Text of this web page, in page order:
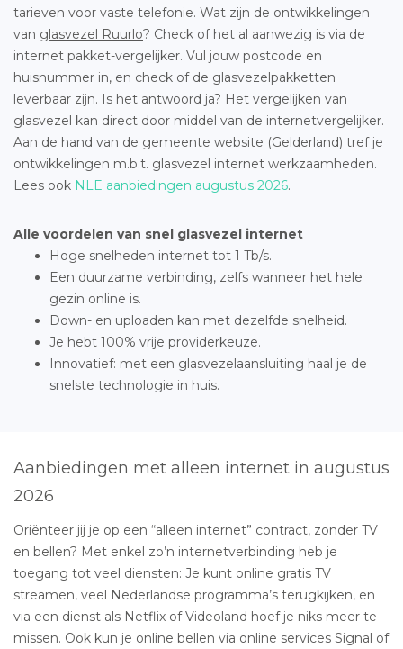
tarieven voor vaste telefonie. Wat zijn de ontwikkelingen
van glasvezel Ruurlo? Check of het al aanwezig is via de
internet pakket-vergelijker. Vul jouw postcode en
huisnummer in, en check of de glasvezelpakketten
leverbaar zijn. Is het antwoord ja? Het vergelijken van
glasvezel kan direct door middel van de internetvergelijker.
Aan de hand van de gemeente website (Gelderland) tref je
ontwikkelingen m.b.t. glasvezel internet werkzaamheden.
Lees ook NLE aanbiedingen augustus 2026.
Alle voordelen van snel glasvezel internet
Hoge snelheden internet tot 1 Tb/s.
Een duurzame verbinding, zelfs wanneer het hele
gezin online is.
Down- en uploaden kan met dezelfde snelheid.
Je hebt 100% vrije providerkeuze.
Innovatief: met een glasvezelaansluiting haal je de
snelste technologie in huis.
Aanbiedingen met alleen internet in augustus
2026
Oriënteer jij je op een “alleen internet” contract, zonder TV
en bellen? Met enkel zo’n internetverbinding heb je
toegang tot veel diensten: Je kunt online gratis TV
streamen, veel Nederlandse programma’s terugkijken, en
via een dienst als Netflix of Videoland hoef je niks meer te
missen. Ook kun je online bellen via online services Signal of